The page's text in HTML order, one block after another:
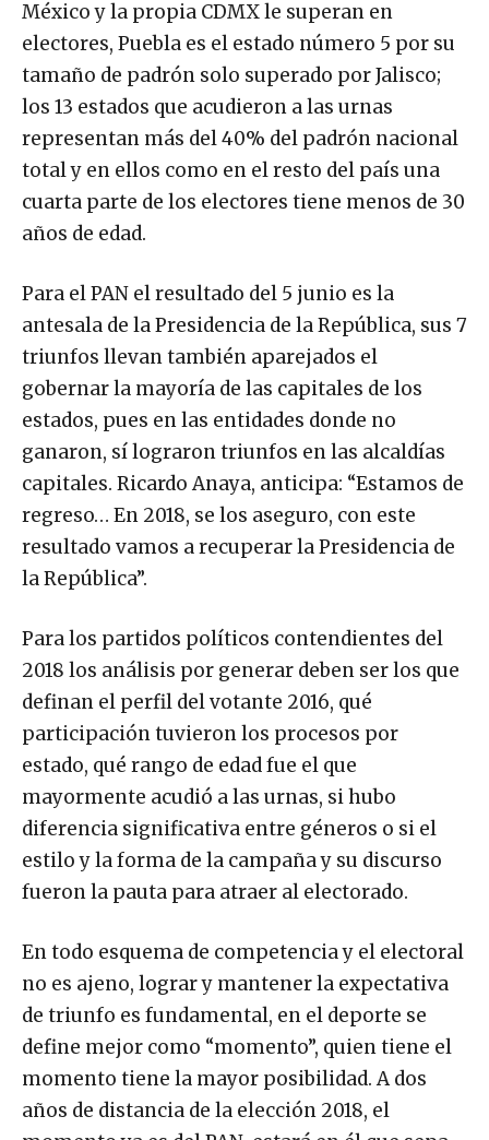
México y la propia CDMX le superan en
electores, Puebla es el estado número 5 por su
tamaño de padrón solo superado por Jalisco;
los 13 estados que acudieron a las urnas
representan más del 40% del padrón nacional
total y en ellos como en el resto del país una
cuarta parte de los electores tiene menos de 30
años de edad.
Para el PAN el resultado del 5 junio es la
antesala de la Presidencia de la República, sus 7
triunfos llevan también aparejados el
gobernar la mayoría de las capitales de los
estados, pues en las entidades donde no
ganaron, sí lograron triunfos en las alcaldías
capitales. Ricardo Anaya, anticipa: “Estamos de
regreso… En 2018, se los aseguro, con este
resultado vamos a recuperar la Presidencia de
la República”.
Para los partidos políticos contendientes del
2018 los análisis por generar deben ser los que
definan el perfil del votante 2016, qué
participación tuvieron los procesos por
estado, qué rango de edad fue el que
mayormente acudió a las urnas, si hubo
diferencia significativa entre géneros o si el
estilo y la forma de la campaña y su discurso
fueron la pauta para atraer al electorado.
En todo esquema de competencia y el electoral
no es ajeno, lograr y mantener la expectativa
de triunfo es fundamental, en el deporte se
define mejor como “momento”, quien tiene el
momento tiene la mayor posibilidad. A dos
años de distancia de la elección 2018, el